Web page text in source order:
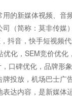
的新媒体视频、音
（简称：莫非传媒
抖音，快手短视频
优化，SEM竞价优
口碑优化，品牌形
投放，机场巴士广
达内容，是新媒体